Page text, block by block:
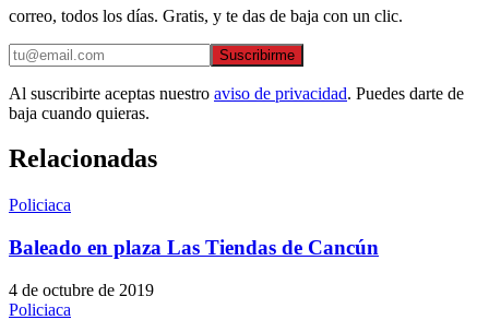
correo, todos los días. Gratis, y te das de baja con un clic.
Suscribirme
Al suscribirte aceptas nuestro aviso de privacidad. Puedes darte de
baja cuando quieras.
Relacionadas
Policiaca
Baleado en plaza Las Tiendas de Cancún
4 de octubre de 2019
Policiaca